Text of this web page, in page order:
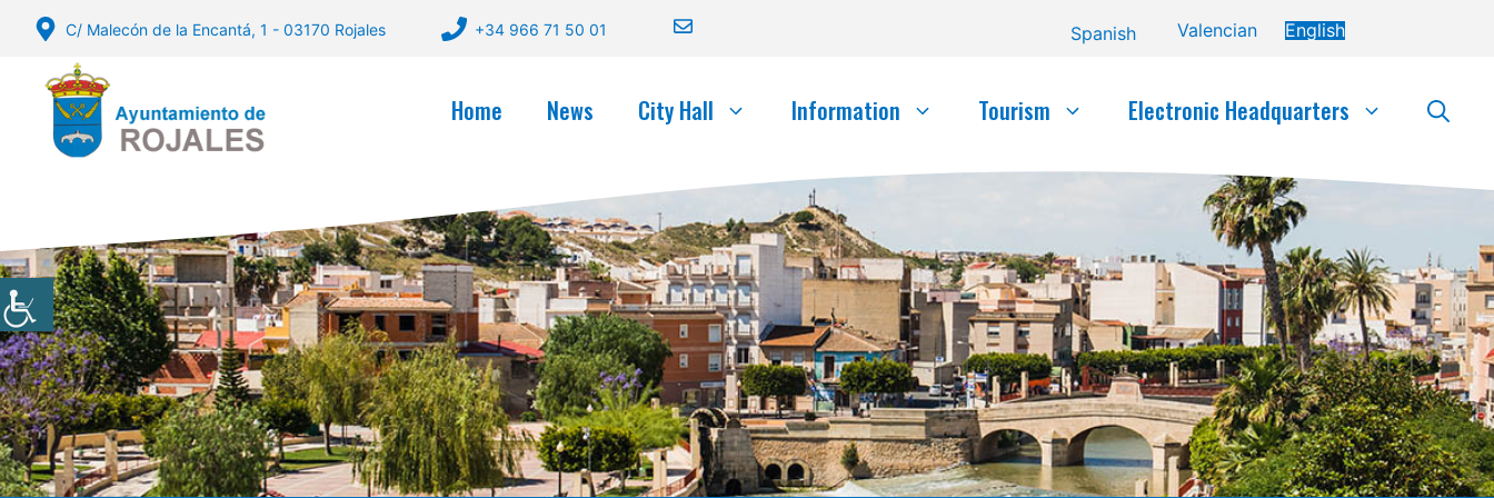
content
C/ Malecón de la Encantá, 1 - 03170 Rojales +34 966 71 50 01 Spanish Valencian English
Home News City Hall Information Tourism Electronic Headquarters